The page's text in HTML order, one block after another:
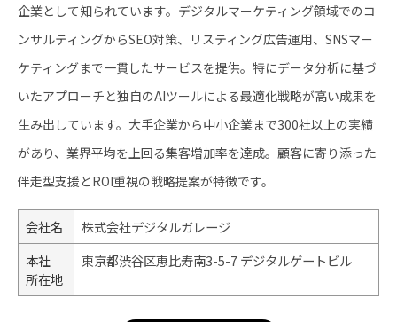
企業として知られています。デジタルマーケティング領域でのコ
ンサルティングからSEO対策、リスティング広告運用、SNSマー
ケティングまで一貫したサービスを提供。特にデータ分析に基づ
いたアプローチと独自のAIツールによる最適化戦略が高い成果を
生み出しています。大手企業から中小企業まで300社以上の実績
があり、業界平均を上回る集客増加率を達成。顧客に寄り添った
伴走型支援とROI重視の戦略提案が特徴です。
会社名
株式会社デジタルガレージ
本社
所在地
東京都渋谷区恵比寿南3-5-7 デジタルゲートビル